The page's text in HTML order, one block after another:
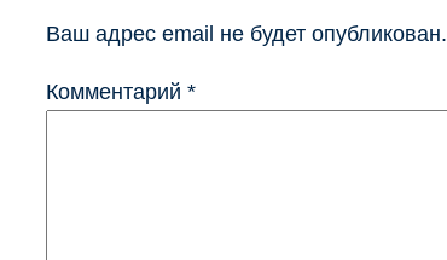
Ваш адрес email не будет опубликован.
Комментарий *